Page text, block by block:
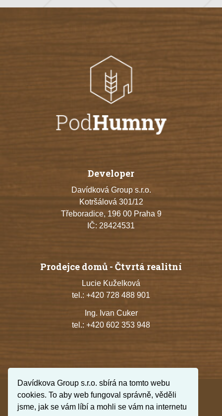
Davídkova Group s.r.o. sbírá na tomto webu
cookies. To aby web fungoval správně, věděli
jsme, jak se vám líbí a mohli se vám na internetu
Developer
Davídková Group s.r.o.
Kotršálová 301/12
Třeboradice, 196 00 Praha 9
IČ: 28424531
Prodejce domů - Čtvrtá realitní
Lucie Kuželková
tel.: +420 728 488 901
Ing. Ivan Cuker
tel.: +420 602 353 948